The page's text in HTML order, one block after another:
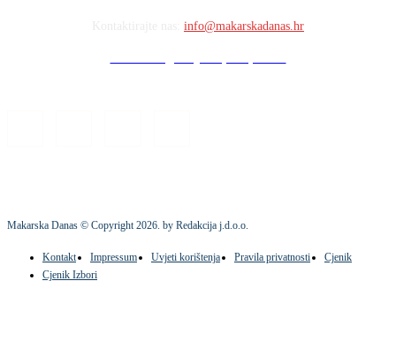
info@makarskadanas.hr
Makarska Danas © Copyright2026. by Redakcija j.d.o.o.
Kontakt Impressum Uvjeti korištenja Pravila privatnosti
Cjenik
Cjenik Izbori